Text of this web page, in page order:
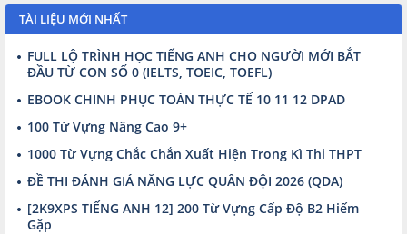
TÀI LIỆU MỚI NHẤT
FULL LỘ TRÌNH HỌC TIẾNG ANH CHO NGƯỜI MỚI BẮT
ĐẦU TỪ CON SỐ 0 (IELTS, TOEIC, TOEFL)
EBOOK CHINH PHỤC TOÁN THỰC TẾ 10 11 12 DPAD
100 Từ Vựng Nâng Cao 9+
1000 Từ Vựng Chắc Chắn Xuất Hiện Trong Kì Thi THPT
ĐỀ THI ĐÁNH GIÁ NĂNG LỰC QUÂN ĐỘI 2026 (QDA)
[2K9XPS TIẾNG ANH 12] 200 Từ Vựng Cấp Độ B2 Hiếm
Gặp